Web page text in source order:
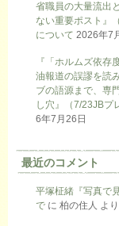
省職員の大量流出
ない重要ポスト』
について 2026年7
『「ホルムズ依存
油報道の誤謬を
ブの語源まで、専
し穴』（7/23JB
6年7月26日
最近のコメント
平塚柾緒『写真で
で に 柏の住人 より